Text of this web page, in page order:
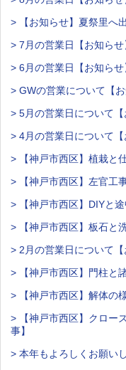
> 【お知らせ】夏祭里へ
> 7月の営業日【お知らせ
> 6月の営業日【お知らせ
> GWの営業について【お
> 5月の営業日について【
> 4月の営業日について【
> 【神戸市西区】植栽と
> 【神戸市西区】左官工
> 【神戸市西区】DIYと
> 【神戸市西区】板石と
> 2月の営業日について【
> 【神戸市西区】門柱と
> 【神戸市西区】解体の
> 【神戸市西区】クロー
事】
> 本年もよろしくお願いし